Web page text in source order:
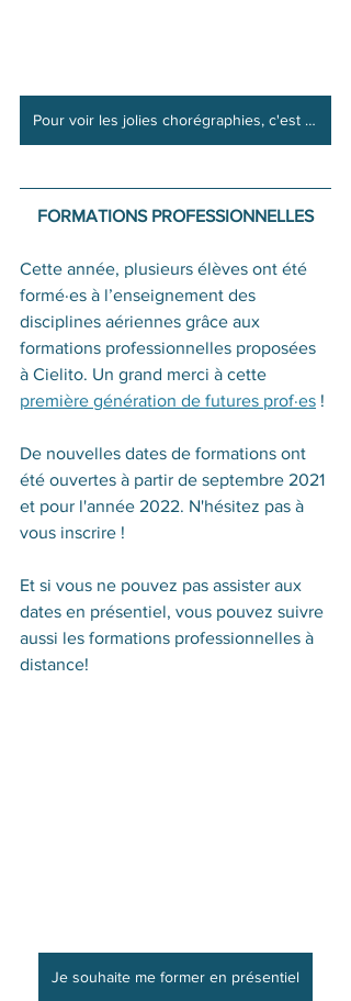
Pour voir les jolies chorégraphies, c'est ici !
FORMATIONS PROFESSIONNELLES
Cette année, plusieurs élèves ont été
formé·es à l’enseignement des
disciplines aériennes grâce aux
formations professionnelles proposées
à Cielito. Un grand merci à cette
première génération de futures prof·es !
De nouvelles dates de formations ont
été ouvertes à partir de septembre 2021
et pour l'année 2022. N'hésitez pas à
vous inscrire !
Et si vous ne pouvez pas assister aux
dates en présentiel, vous pouvez suivre
aussi les formations professionnelles à
distance!
Je souhaite me former en présentiel